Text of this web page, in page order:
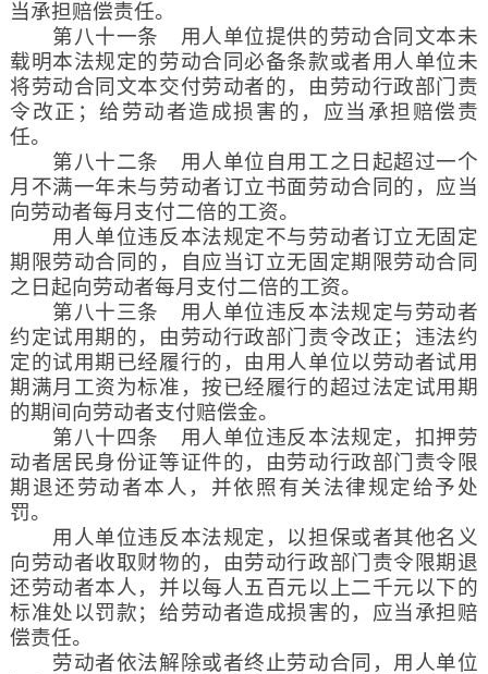
当承担赔偿责任。
第八十一条 用人单位提供的劳动合同文本未
载明本法规定的劳动合同必备条款或者用人单位未
将劳动合同文本交付劳动者的，由劳动行政部门责
令改正；给劳动者造成损害的，应当承担赔偿责
任。
第八十二条 用人单位自用工之日起超过一个
月不满一年未与劳动者订立书面劳动合同的，应当
向劳动者每月支付二倍的工资。
用人单位违反本法规定不与劳动者订立无固定
期限劳动合同的，自应当订立无固定期限劳动合同
之日起向劳动者每月支付二倍的工资。
第八十三条 用人单位违反本法规定与劳动者
约定试用期的，由劳动行政部门责令改正；违法约
定的试用期已经履行的，由用人单位以劳动者试用
期满月工资为标准，按已经履行的超过法定试用期
的期间向劳动者支付赔偿金。
第八十四条 用人单位违反本法规定，扣押劳
动者居民身份证等证件的，由劳动行政部门责令限
期退还劳动者本人，并依照有关法律规定给予处
罚。
用人单位违反本法规定，以担保或者其他名义
向劳动者收取财物的，由劳动行政部门责令限期退
还劳动者本人，并以每人五百元以上二千元以下的
标准处以罚款；给劳动者造成损害的，应当承担赔
偿责任。
劳动者依法解除或者终止劳动合同，用人单位